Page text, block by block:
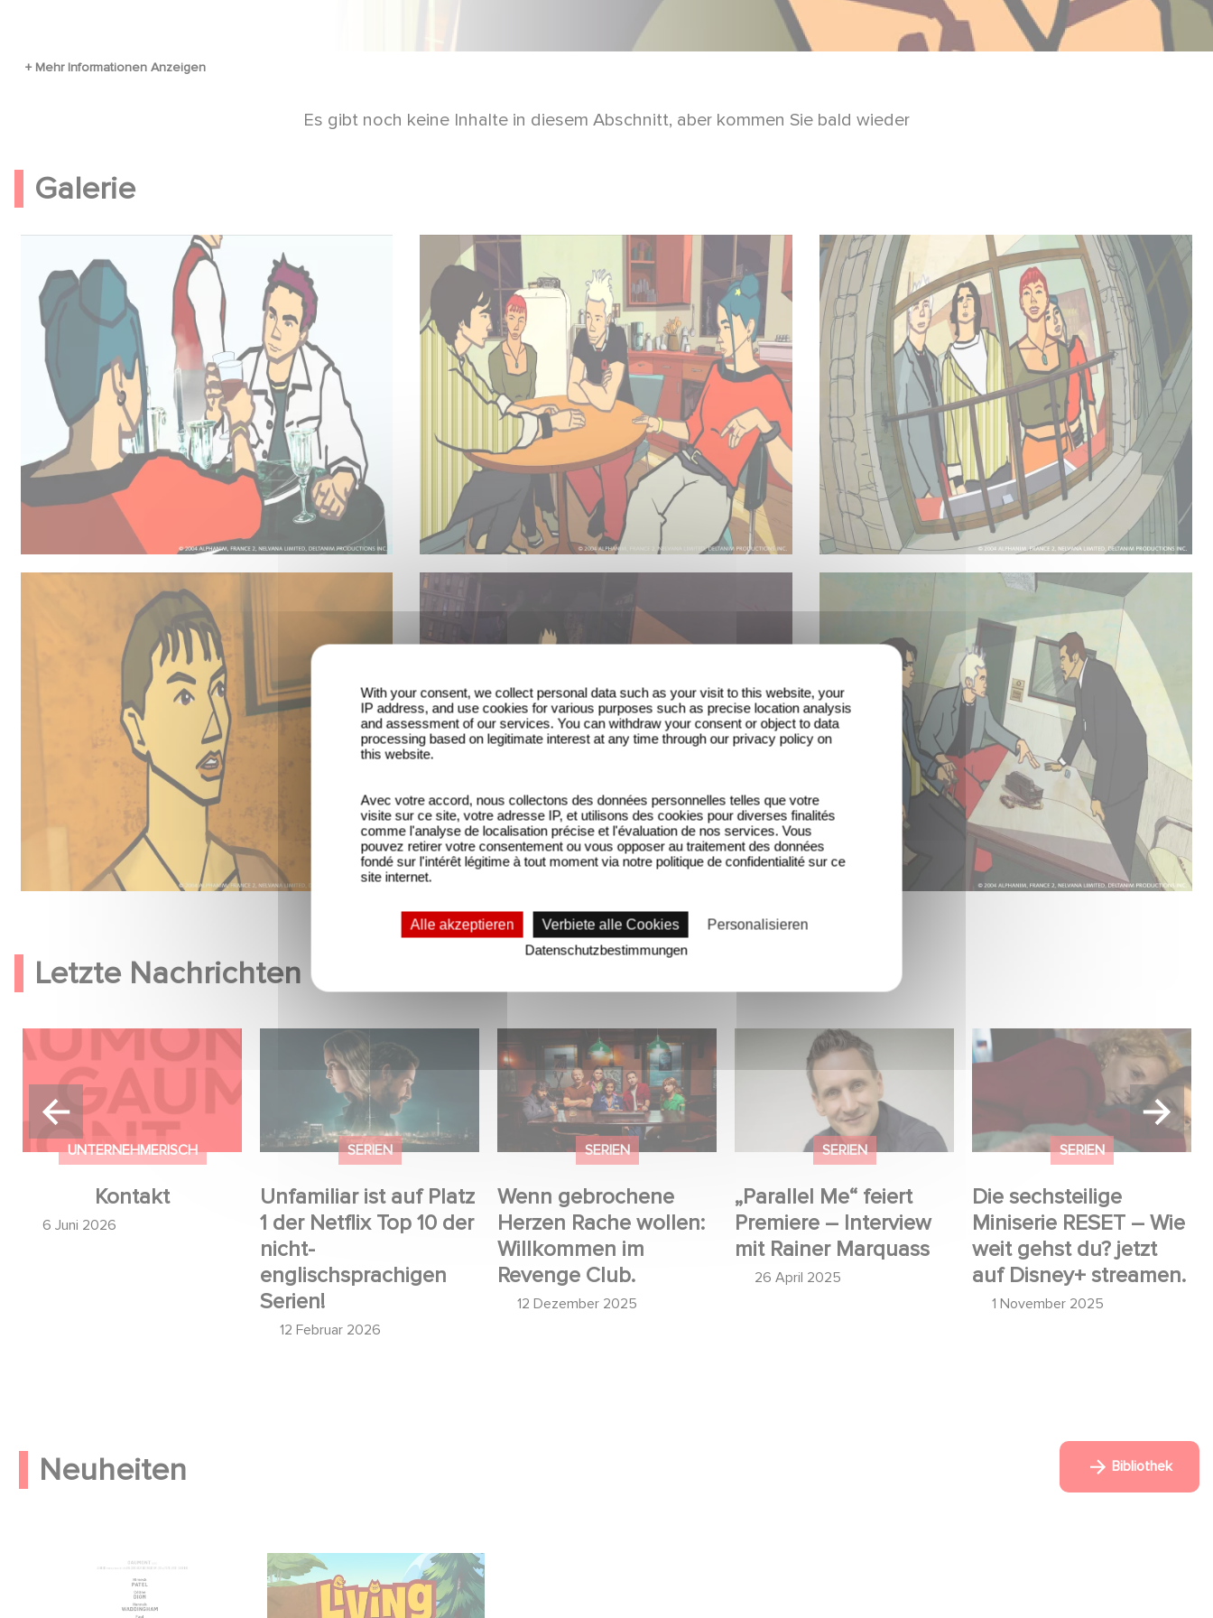
Es gibt noch keine Inhalte in diesem Abschnitt, aber kommen Sie bald wieder
Galerie
Letzte Nachrichten
UNTERNEHMERISCH
Kontakt
6 Juni 2026
SERIEN
Unfamiliar ist auf Platz
1 der Netflix Top 10 der
nicht-
englischsprachigen
Serien!
12 Februar 2026
Unfamiliar ist auf Platz 1 der
Netflix Top 10 der nicht-
englischsprachigen Serien!
SERIEN
Wenn gebrochene
Herzen Rache wollen:
Willkommen im
Revenge Club.
12 Dezember 2025
Wenn gebrochene Herzen
Rache wollen: Willkommen
im Revenge Club.
SERIEN
„Parallel Me“ feiert
Premiere – Interview
mit Rainer Marquass
26 April 2025
„Parallel Me“ feiert Premiere
– Interview mit Rainer
Marquass
SERIEN
Die sechsteilige
Miniserie RESET – Wie
weit gehst du? jetzt
auf Disney+ streamen.
1 November 2025
Die sechsteilige Miniserie
RESET – Wie weit gehst
du? jetzt auf Disney+
streamen.
Neuheiten Bibliothek
With your consent, we collect personal data such as your visit to this website, your
IP address, and use cookies for various purposes such as precise location analysis
and assessment of our services. You can withdraw your consent or object to data
processing based on legitimate interest at any time through our privacy policy on
this website.
Avec votre accord, nous collectons des données personnelles telles que votre
visite sur ce site, votre adresse IP, et utilisons des cookies pour diverses finalités
comme l'analyse de localisation précise et l'évaluation de nos services. Vous
pouvez retirer votre consentement ou vous opposer au traitement des données
fondé sur l'intérêt légitime à tout moment via notre politique de confidentialité sur ce
site internet.
Alle akzeptieren Verbiete alle Cookies
Personalisieren
Datenschutzbestimmungen